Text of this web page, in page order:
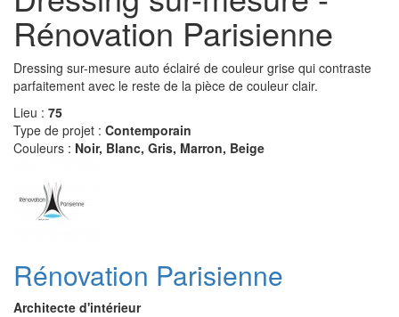
Rénovation Parisienne
Dressing sur-mesure auto éclairé de couleur grise qui contraste
parfaitement avec le reste de la pièce de couleur clair.
Lieu : 75
Type de projet : Contemporain
Couleurs : Noir, Blanc, Gris, Marron, Beige
Rénovation Parisienne
Architecte d'intérieur